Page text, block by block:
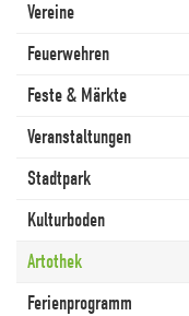
WIRTSCHAFT
PROJEKTE
Vereine
Feuerwehren
Feste & Märkte
Veranstaltungen
Stadtpark
Kulturboden
Artothek
Ferienprogramm